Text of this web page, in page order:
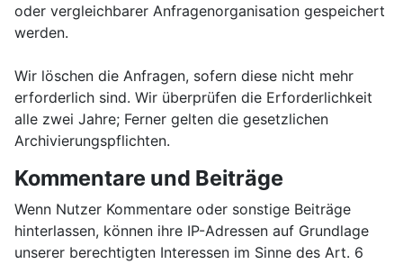
oder vergleichbarer Anfragenorganisation gespeichert
werden.
Wir löschen die Anfragen, sofern diese nicht mehr
erforderlich sind. Wir überprüfen die Erforderlichkeit
alle zwei Jahre; Ferner gelten die gesetzlichen
Archivierungspflichten.
Kommentare und Beiträge
Wenn Nutzer Kommentare oder sonstige Beiträge
hinterlassen, können ihre IP-Adressen auf Grundlage
unserer berechtigten Interessen im Sinne des Art. 6